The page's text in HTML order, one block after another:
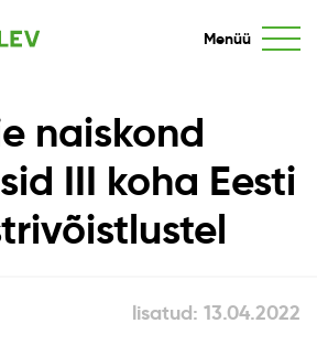
Menüü
naiskond
III koha Eesti
lisatud: 13.04.2022